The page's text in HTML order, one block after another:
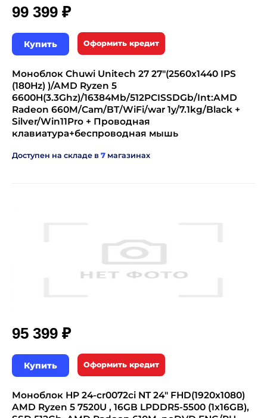
99 399 ₽
Купить Оформить кредит
Моноблок Chuwi Unitech 27 27"(2560x1440 IPS
(180Hz) )/AMD Ryzen 5
6600H(3.3Ghz)/16384Mb/512PCISSDGb/Int:AMD
Radeon 660M/Cam/BT/WiFi/war 1y/7.1kg/Black +
Silver/Win11Pro + Проводная
клавиатура+беспроводная мышь
Доступен на складе в 7 магазинах
95 399 ₽
Купить Оформить кредит
Моноблок HP 24-cr0072ci NT 24" FHD(1920x1080)
AMD Ryzen 5 7520U , 16GB LPDDR5-5500 (1x16GB),